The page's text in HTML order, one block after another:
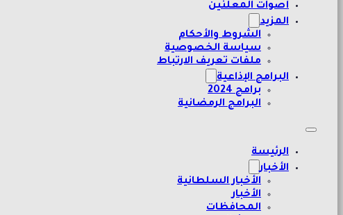
أصوات المعلنين
المزيد
الشروط والأحكام
سياسة الخصوصية
ملفات تعريف الارتباط
البرامج الإذاعية
برامج 2024
البرامج الرمضانية
الرئيسة
الأخبار
الأخبار السلطانية
الأخبار
المحافظات